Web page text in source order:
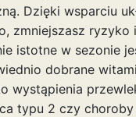
Dzięki wsparciu
zmniejszasz ryzyko
istotne w sezonie
dobrane
wystąpienia
typu 2 czy